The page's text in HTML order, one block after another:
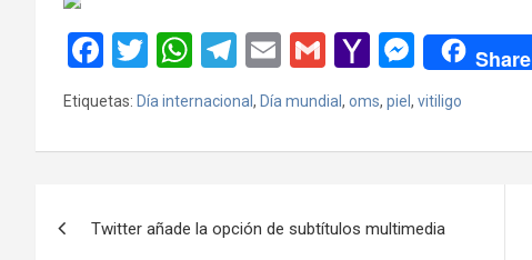
F
a
ce
b
o
T
wi
tt
er
W
at
s
p
T
el
e
gr
m
E
ail
G
m
ail
Y
h
o
M
M
es
se
n
er
Share
Etiquetas: Día internacional, Día mundial, oms, piel, vitiligo
Twitter añade la opción de subtítulos multimedia